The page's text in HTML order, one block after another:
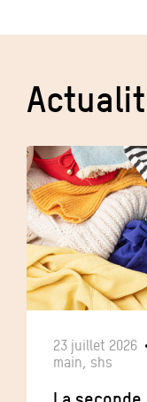
23 juillet 2026
main, shs